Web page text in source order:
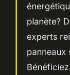
planète?
experts
panneaux